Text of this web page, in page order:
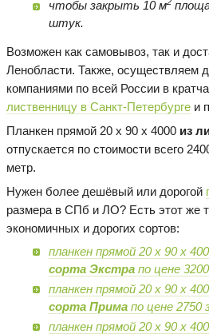
чтобы закрыть 10 м2
штук.
Возможен как самовывоз, так и
Ленобласти. Также, осуществляем
компаниями по всей России в
лиственницу в Санкт-Петербурге и
Планкен прямой 20 х 90 х 4000 из
отпускается по стоимости всего
метр.
Нужен более дешёвый или дорогой
размера в СПб и ЛО? Есть этот же
экономичных и дорогих сортов:
планкен прямой 20 х 90 х
сорта Экстрапо цене
планкен прямой 20 х 90 х
сорта Примапо цене 2750
планкен прямой 20 х 90 х